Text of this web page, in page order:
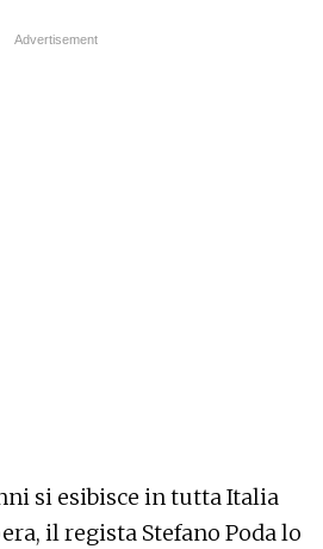
si esibisce in tutta Italia
il regista Stefano Poda lo